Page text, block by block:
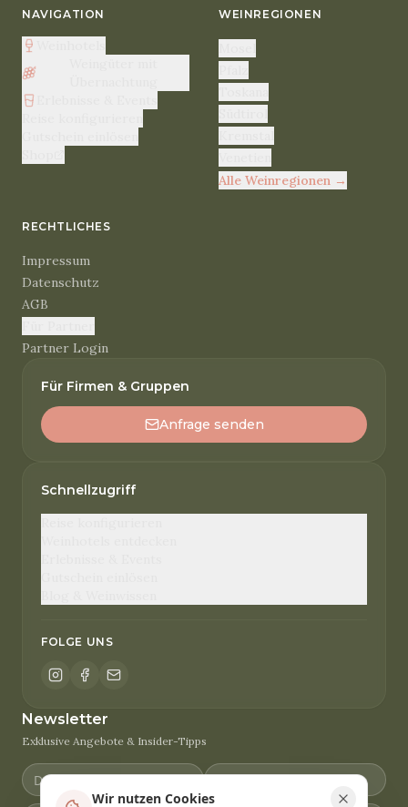
NAVIGATION WEINREGIONEN
Alle Weinregionen →
RECHTLICHES
Impressum
Datenschutz
AGB
Partner Login
Für Firmen & Gruppen
Anfrage senden
Schnellzugriff
FOLGE UNS
Newsletter
Exklusive Angebote & Insider-Tipps
Wir nutzen Cookies